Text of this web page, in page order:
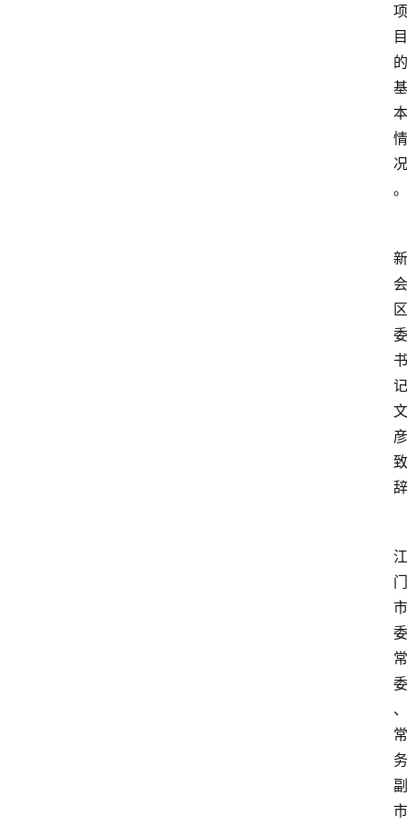
项
目
的
基
本
情
况
。
新
会
区
委
书
记
文
彦
致
辞
江
门
市
委
常
委
、
常
务
副
市